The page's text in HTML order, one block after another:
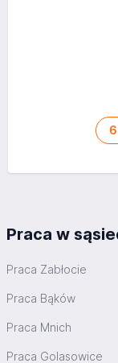
6
Praca w
Praca Zabłocie
Praca Bąków
Praca Mnich
Praca Golasowice